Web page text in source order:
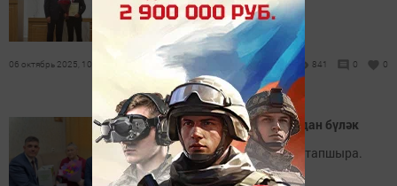
06 октябрь 2025, 10:37 841 0 0
Чаллы гаиләләренә – мэрдан бүләк
Бүләкне җитәкчеләр илтеп тапшыра.